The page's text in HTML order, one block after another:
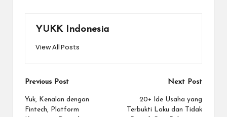
YUKK Indonesia
View All Posts
Post
navigation
Previous Post
Yuk, Kenalan dengan
Fintech, Platform
Next Post
20+ Ide Usaha yang
Terbukti Laku dan Tidak